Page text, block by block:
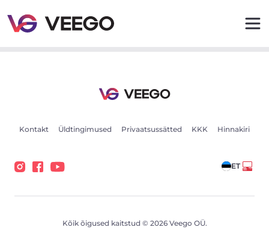
Kontakt Üldtingimused Privaatsussätted KKK Hinnakiri
ET
Kõik õigused kaitstud © 2026 Veego OÜ.